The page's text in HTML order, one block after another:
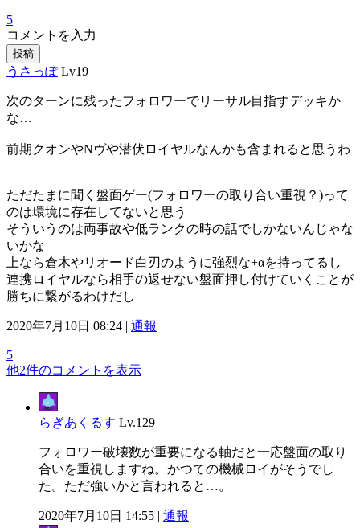
5
コメントを入力
投稿
うさっぽ Lv19
次のターンに残ったフォロワーでリーサル目指すデッキか
な…
前期クオンやNヴや潜伏ロイヤルなんかも含まれると思うわ
ただたまに聞く盤面ゲー(フォロワーの取り合い重視？)って
のは環境に存在してないと思う
そういうのは両事故や低ランクの時の話でしかないんじゃな
いかな
上なら倉木やリオード白刃のように強烈な+αを持ってるし
連携ロイヤルなら相手の返せない盤面押し付けていくことが
勝ちに繋がるわけだし
2020年7月10日 08:24 | 通報
5
他2件のコメントを表示
らぎあくるす Lv.129
フォロワー破壊数が重要になる軸だと一応盤面の取り
合いを重視しますね。かつての機械ロイがそうでし
た。ただ強いかと言われると…。
2020年7月10日 14:55 | 通報